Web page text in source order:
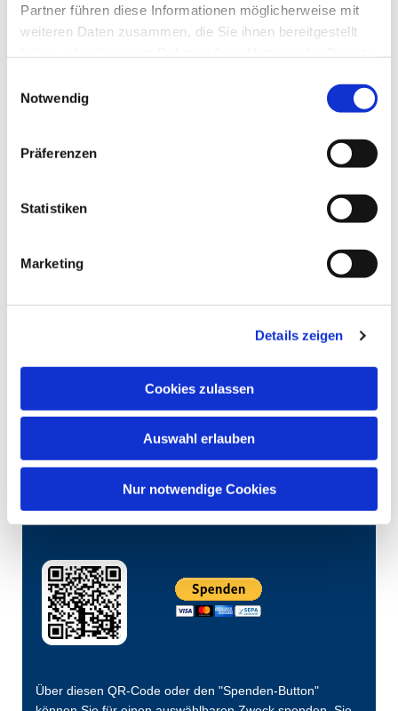
Partner führen diese Informationen möglicherweise mit
weiteren Daten zusammen, die Sie ihnen bereitgestellt
Notwendig
Präferenzen
Statistiken
Marketing
Details zeigen
Cookies zulassen
Auswahl erlauben
Nur notwendige Cookies
Dies könnte Sie auch
interessieren
Über diesen QR-Code oder den "Spenden-Button"